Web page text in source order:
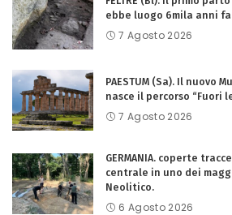
ebbe luogo 6mila anni
7 Agosto 2026
PAESTUM (Sa). Il nuovo
nasce il percorso “Fuori
7 Agosto 2026
GERMANIA. coperte
centrale in uno dei
Neolitico.
6 Agosto 2026